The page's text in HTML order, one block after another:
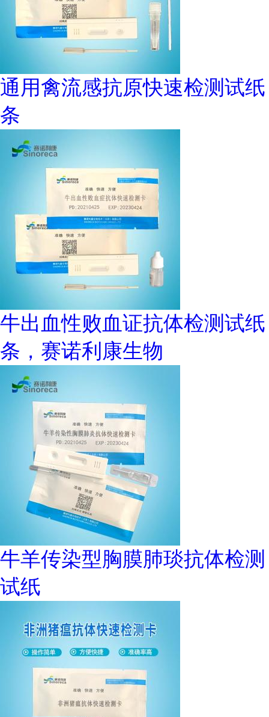
通用禽流感抗原快速检测试纸
条
牛出血性败血证抗体检测试纸
条，赛诺利康生物
牛羊传染型胸膜肺琰抗体检测
试纸